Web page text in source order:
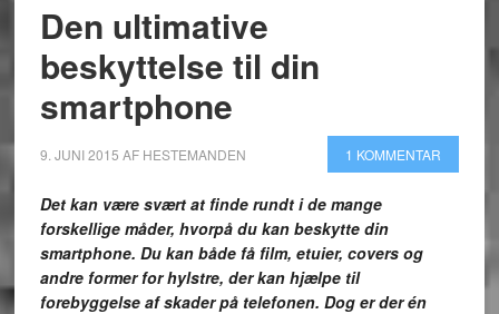
Den ultimative
beskyttelse til din
smartphone
9. JUNI 2015 AF HESTEMANDEN 1 KOMMENTAR
Det kan være svært at finde rundt i de mange
forskellige måder, hvorpå du kan beskytte din
smartphone. Du kan både få film, etuier, covers og
andre former for hylstre, der kan hjælpe til
forebyggelse af skader på telefonen. Dog er der én